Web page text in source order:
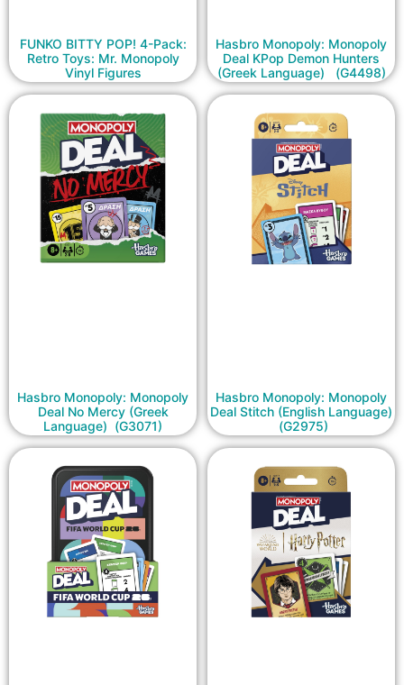
FUNKO BITTY POP! 4-Pack:
Retro Toys: Mr. Monopoly
Vinyl Figures
Hasbro Monopoly: Monopoly
Deal KPop Demon Hunters
(Greek Language) (G4498)
Hasbro Monopoly: Monopoly
Deal No Mercy (Greek
Language) (G3071)
Hasbro Monopoly: Monopoly
Deal Stitch (English Language)
(G2975)